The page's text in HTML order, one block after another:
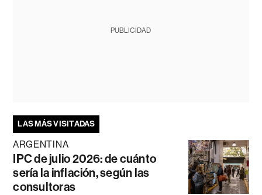
PUBLICIDAD
LAS MÁS VISITADAS
ARGENTINA
IPC de julio 2026: de cuánto
sería la inflación, según las
consultoras